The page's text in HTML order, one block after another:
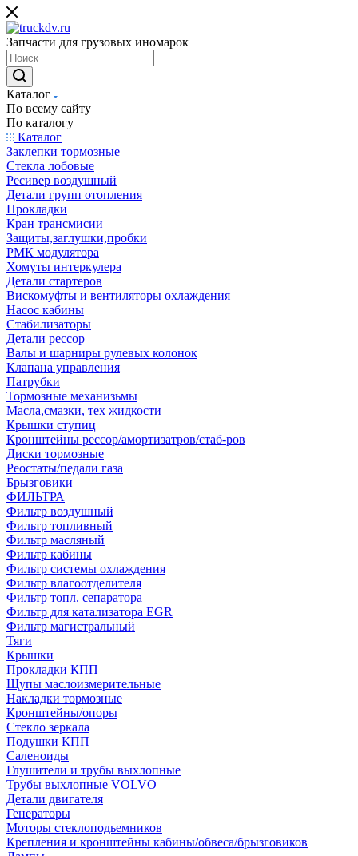
Запчасти для грузовых иномарок
Каталог
По всему сайту
По каталогу
Каталог
Заклепки тормозные
Стекла лобовые
Ресивер воздушный
Детали групп отопления
Прокладки
Кран трансмисии
Защиты,заглушки,пробки
РМК модулятора
Хомуты интеркулера
Детали стартеров
Вискомуфты и вентиляторы охлаждения
Насос кабины
Стабилизаторы
Детали рессор
Валы и шарниры рулевых колонок
Клапана управления
Патрубки
Тормозные механизьмы
Масла,смазки, тех жидкости
Крышки ступиц
Кронштейны рессор/амортизатров/стаб-ров
Диски тормозные
Реостаты/педали газа
Брызговики
ФИЛЬТРА
Фильтр воздушный
Фильтр топливный
Фильтр масляный
Фильтр кабины
Фильтр системы охлаждения
Фильтр влагоотделителя
Фильтр топл. сепаратора
Фильтр для катализатора EGR
Фильтр магистральный
Тяги
Крышки
Прокладки КПП
Щупы маслоизмерительные
Накладки тормозные
Кронштейны/опоры
Стекло зеркала
Подушки КПП
Саленоиды
Глушители и трубы выхлопные
Трубы выхлопные VOLVO
Детали двигателя
Генераторы
Моторы стеклоподьемников
Крепления и кронштейны кабины/обвеса/брызговиков